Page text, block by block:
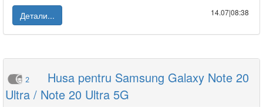
Детали...
14.07|08:38
2
Husa pentru Samsung Galaxy Note 20
Ultra / Note 20 Ultra 5G